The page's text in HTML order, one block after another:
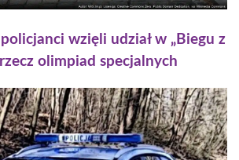
wzięli udział w „Biegu z
olimpiad specjalnych